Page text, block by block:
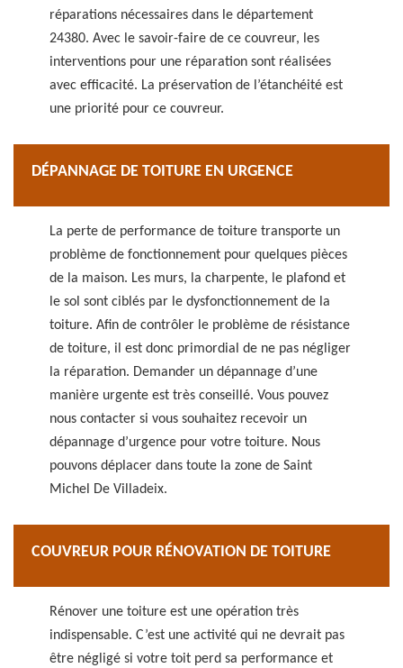
réparations nécessaires dans le département
24380. Avec le savoir-faire de ce couvreur, les
interventions pour une réparation sont réalisées
avec efficacité. La préservation de l’étanchéité est
une priorité pour ce couvreur.
DÉPANNAGE DE TOITURE EN URGENCE
La perte de performance de toiture transporte un
problème de fonctionnement pour quelques pièces
de la maison. Les murs, la charpente, le plafond et
le sol sont ciblés par le dysfonctionnement de la
toiture. Afin de contrôler le problème de résistance
de toiture, il est donc primordial de ne pas négliger
la réparation. Demander un dépannage d’une
manière urgente est très conseillé. Vous pouvez
nous contacter si vous souhaitez recevoir un
dépannage d’urgence pour votre toiture. Nous
pouvons déplacer dans toute la zone de Saint
Michel De Villadeix.
COUVREUR POUR RÉNOVATION DE TOITURE
Rénover une toiture est une opération très
indispensable. C’est une activité qui ne devrait pas
être négligé si votre toit perd sa performance et